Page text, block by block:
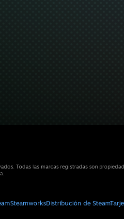
Todas las marcas registradas son
SteamworksDistribución de Steam